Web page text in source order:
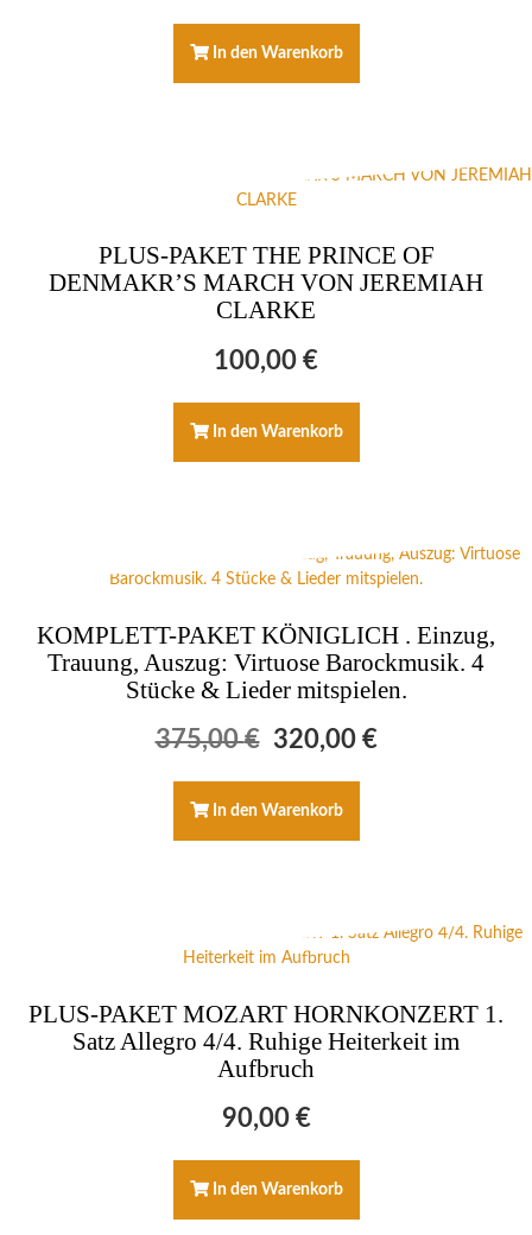
In den Warenkorb
PLUS-PAKET THE PRINCE OF
DENMAKR’S MARCH VON JEREMIAH
CLARKE
100,00 €
In den Warenkorb
KOMPLETT-PAKET KÖNIGLICH . Einzug,
Trauung, Auszug: Virtuose Barockmusik. 4
Stücke & Lieder mitspielen.
375,00€
Ursprünglicher
Preis
375,00 €
320,00 €Aktueller
Preis
In den Warenkorb
PLUS-PAKET MOZART HORNKONZERT 1.
Satz Allegro 4/4. Ruhige Heiterkeit im
Aufbruch
90,00 €
In den Warenkorb